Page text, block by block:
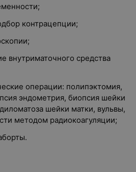
контрацепции;
внутриматочного средства
операции: полипэктомия,
эндометрия, биопсия шейки
шейки матки, вульвы,
методом радиокоагуляции;